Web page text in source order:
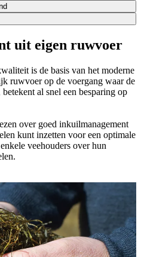
uit eigen ruwvoer
is de basis van het moderne
ruwvoer op de voergang waar de
al snel een besparing op
over goed inkuilmanagement
kunt inzetten voor een optimale
veehouders over hun